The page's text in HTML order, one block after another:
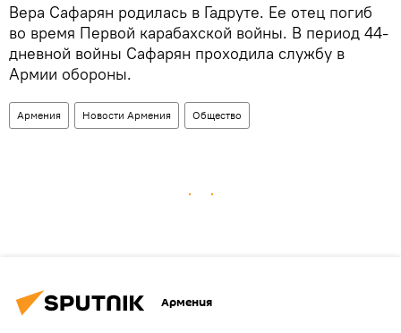
Вера Сафарян родилась в Гадруте. Ее отец погиб
во время Первой карабахской войны. В период 44-
дневной войны Сафарян проходила службу в
Армии обороны.
Армения Новости Армения Общество
Армения